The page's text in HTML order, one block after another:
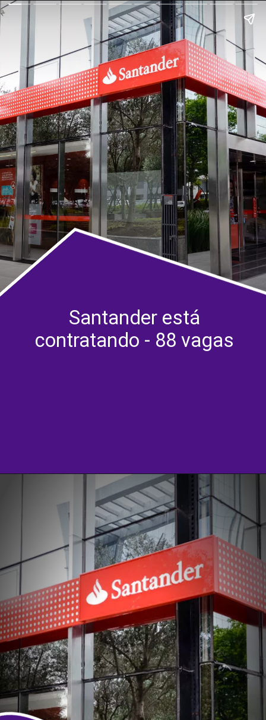
Santander está
contratando - 88 vagas